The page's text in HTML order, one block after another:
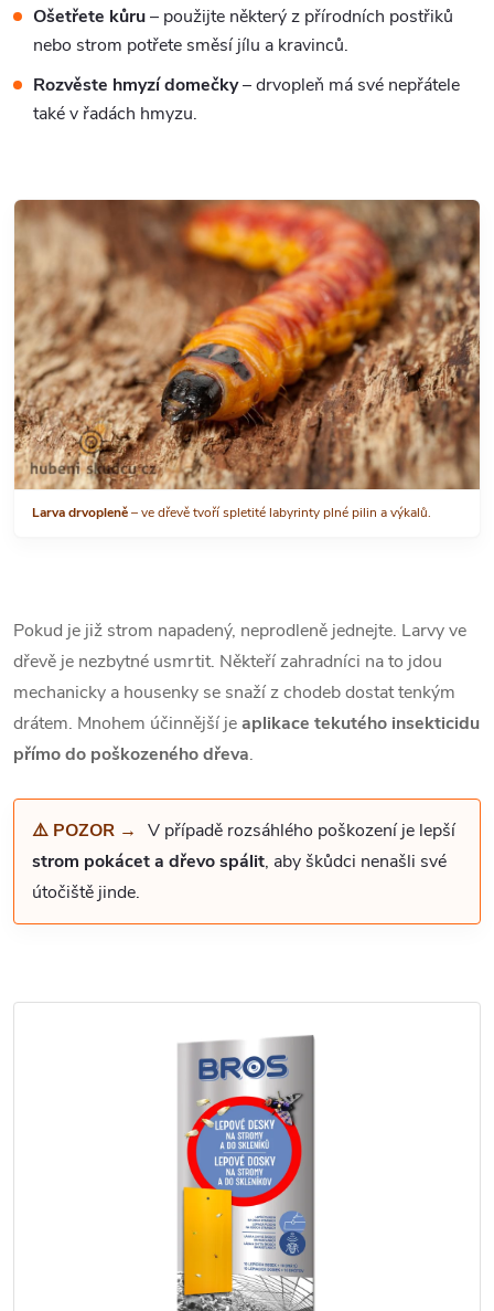
Ošetřete kůru– použijte některý z přírodních postřiků
nebo strom potřete směsí jílu a kravinců.
Rozvěste hmyzí domečky– drvopleň má své nepřátele
také v řadách hmyzu.
Larva drvopleně– ve dřevě tvoří spletité labyrinty plné pilin a výkalů.
Pokud je již strom napadený, neprodleně jednejte. Larvy ve
dřevě je nezbytné usmrtit. Někteří zahradníci na to jdou
mechanicky a housenky se snaží z chodeb dostat tenkým
drátem. Mnohem účinnější jeaplikace tekutého insekticidu
přímo do poškozeného dřeva.
⚠️ POZOR → V případě rozsáhlého poškození je lepší
strom pokácet a dřevo spálit, aby škůdci nenašli své
útočiště jinde.